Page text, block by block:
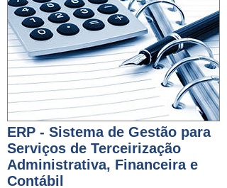
ERP - Sistema de Gestão para
Serviços de Terceirização
Administrativa, Financeira e
Contábil